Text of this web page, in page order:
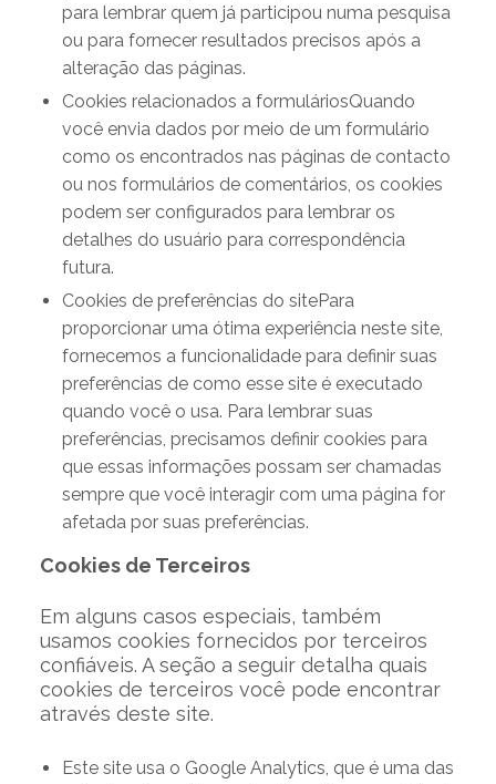
para lembrar quem já participou numa pesquisa
ou para fornecer resultados precisos após a
alteração das páginas.
Cookies relacionados a formuláriosQuando
você envia dados por meio de um formulário
como os encontrados nas páginas de contacto
ou nos formulários de comentários, os cookies
podem ser configurados para lembrar os
detalhes do usuário para correspondência
futura.
Cookies de preferências do sitePara
proporcionar uma ótima experiência neste site,
fornecemos a funcionalidade para definir suas
preferências de como esse site é executado
quando você o usa. Para lembrar suas
preferências, precisamos definir cookies para
que essas informações possam ser chamadas
sempre que você interagir com uma página for
afetada por suas preferências.
Cookies de Terceiros
Em alguns casos especiais, também
usamos cookies fornecidos por terceiros
confiáveis. A seção a seguir detalha quais
cookies de terceiros você pode encontrar
através deste site.
Este site usa o Google Analytics, que é uma das